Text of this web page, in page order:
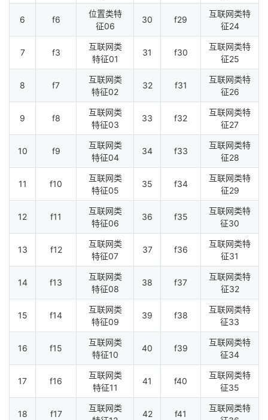
程
认
的
我
藏
术
支
云
声
6 f6
位置类特
征06
30 f29
互联网类特
征24
7 f3
互联网类
特征01
31 f30
互联网类特
征25
8 f7
互联网类
特征02
32 f31
互联网类特
征26
9 f8
互联网类
特征03
33 f32
互联网类特
征27
10 f9
互联网类
特征04
34 f33
互联网类特
征28
11 f10
互联网类
特征05
35 f34
互联网类特
征29
12 f11
互联网类
特征06
36 f35
互联网类特
征30
13 f12
互联网类
特征07
37 f36
互联网类特
征31
14 f13
互联网类
特征08
38 f37
互联网类特
征32
15 f14
互联网类
特征09
39 f38
互联网类特
征33
16 f15
互联网类
特征10
40 f39
互联网类特
征34
17 f16
互联网类
特征11
41 f40
互联网类特
征35
18 f17
互联网类
42 f41
互联网类特